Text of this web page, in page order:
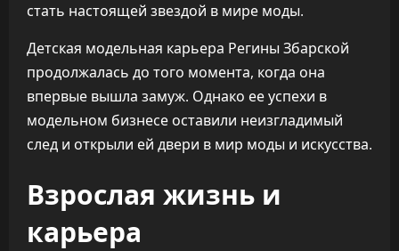
стать настоящей звездой в мире моды.
Детская модельная карьера Регины Збарской
продолжалась до того момента, когда она
впервые вышла замуж. Однако ее успехи в
модельном бизнесе оставили неизгладимый
след и открыли ей двери в мир моды и искусства.
Взрослая жизнь и
карьера